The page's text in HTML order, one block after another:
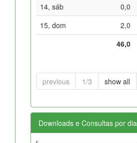
14, sáb
0,0
15, dom
2,0
46,0
previous 1/3 show all
Downloads e Consultas por dia